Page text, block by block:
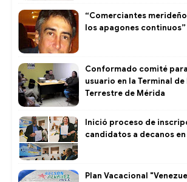
“Comerciantes
los apagones continuos”
Conformado comité
usuario en la Terminal de
Terrestre de Mérida
Inició proceso de
candidatos a decanos en
Plan Vacacional